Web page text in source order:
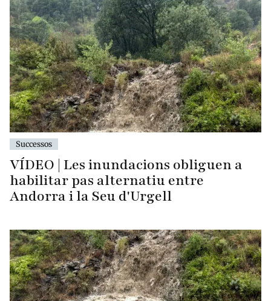
Successos
VÍDEO | Les inundacions obliguen a
habilitar pas alternatiu entre
Andorra i la Seu d'Urgell